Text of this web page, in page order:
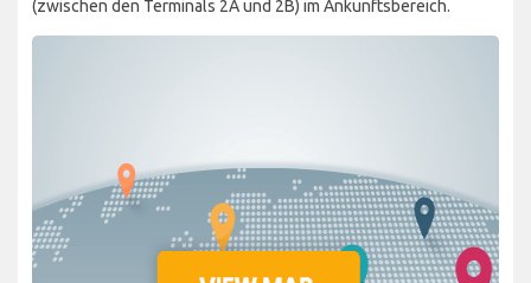
(zwischen den Terminals 2A und 2B) im Ankunftsbereich.